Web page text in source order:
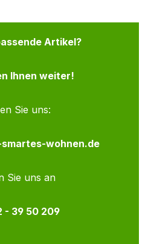
Artikel?
Ihnen weiter!
Sie uns:
wohnen.de
Sie uns an
- 39 50 209